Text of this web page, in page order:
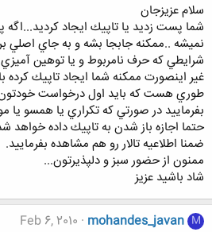
سلام عزيزجان
شما پست زديد يا تاپيك ايجاد
نميشه ..ممكنه جابجا بشه و به جاي اصلي
شرايطي كه حرف نامربوط و يا توهين
غير اينصورت ممكنه شما ايجاد تاپيك كرده
طوري هست كه بايد اول درخواست خودتون
بفرماييد در صورتي كه تكراري يا همسو يا
حتما اجازه باز شدن به تاپيك داده خواهد
ضمنا اطلاعيه تالار رو هم مشاهده بفرماييد.
ممنون از حضور سبز و دلپذيرتون...
شاد باشيد عزيز
M
mohandes_javan
Feb 6, 2010